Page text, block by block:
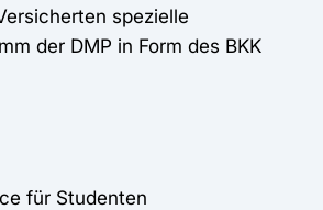
spezielle
der DMP in Form des BKK
für Studenten